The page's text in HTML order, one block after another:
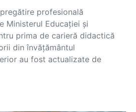
profesională
Ministerul Educației și
prima de carieră didactică
din învățământul
au fost actualizate de